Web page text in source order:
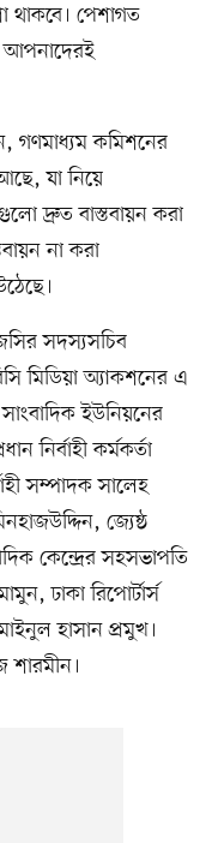
থাকবে। পেশাগত
আপনাদেরই
গণমাধ্যম কমিশনের
যা নিয়ে
দ্রুত বাস্তবায়ন করা
না করা
সদস্যসচিব
মিডিয়া অ্যাকশনের এ
ইউনিয়নের
নির্বাহী কর্মকর্তা
সম্পাদক সালেহ
জ্যেষ্ঠ
কেন্দ্রের সহসভাপতি
ঢাকা রিপোর্টার্স
হাসান প্রমুখ।
শারমীন।